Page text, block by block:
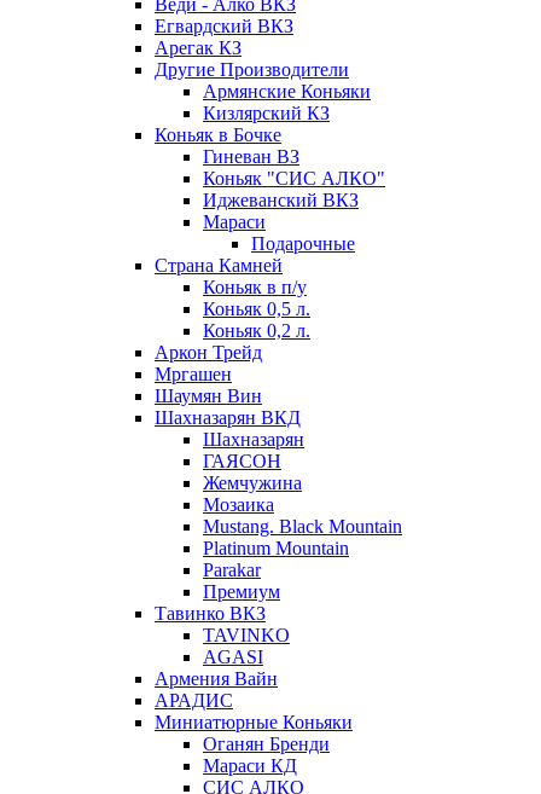
Веди - Алко ВКЗ
Егвардский ВКЗ
Арегак КЗ
Другие Производители
Армянские Коньяки
Кизлярский КЗ
Коньяк в Бочке
Гиневан ВЗ
Коньяк "СИС АЛКО"
Иджеванский ВКЗ
Мараси
Подарочные
Страна Камней
Коньяк в п/у
Коньяк 0,5 л.
Коньяк 0,2 л.
Аркон Трейд
Мргашен
Шаумян Вин
Шахназарян ВКД
Шахназарян
ГАЯСОН
Жемчужина
Мозаика
Mustang. Black Mountain
Platinum Mountain
Parakar
Премиум
Тавинко ВКЗ
TAVINKO
AGASI
Армения Вайн
АРАДИС
Миниатюрные Коньяки
Оганян Бренди
Мараси КД
СИС АЛКО